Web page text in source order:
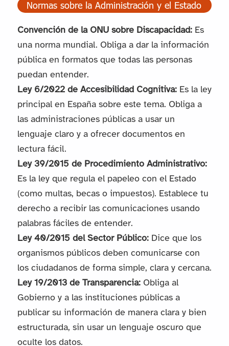
Normas sobre la Administración y el Estado
Convención de la ONU sobre Discapacidad:Es
una norma mundial. Obliga a dar la información
pública en formatos que todas las personas
puedan entender.
Ley 6/2022 de Accesibilidad Cognitiva:Es la ley
principal en España sobre este tema. Obliga a
las administraciones públicas a usar un
lenguaje claro y a ofrecer documentos en
lectura fácil.
Ley 39/2015 de Procedimiento Administrativo:
Es la ley que regula el papeleo con el Estado
(como multas, becas o impuestos). Establece tu
derecho a recibir las comunicaciones usando
palabras fáciles de entender.
Ley 40/2015 del Sector Público:Dice que los
organismos públicos deben comunicarse con
los ciudadanos de forma simple, clara y cercana.
Ley 19/2013 de Transparencia:Obliga al
Gobierno y a las instituciones públicas a
publicar su información de manera clara y bien
estructurada, sin usar un lenguaje oscuro que
oculte los datos.